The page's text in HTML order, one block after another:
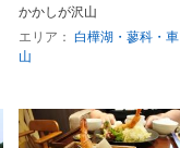
かかしが沢山
エリア： 白樺湖・蓼科・車
山